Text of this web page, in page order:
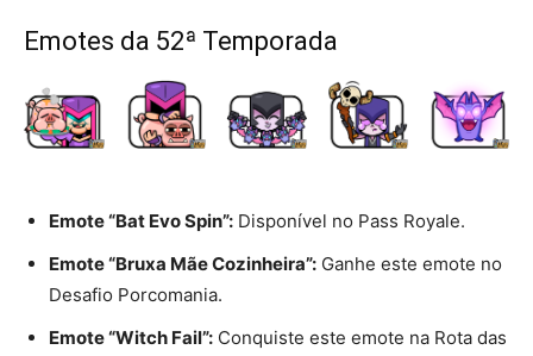
Emotes da 52ª Temporada
Emote “Bat Evo Spin”: Disponível no Pass Royale.
Emote “Bruxa Mãe Cozinheira”: Ganhe este emote no
Desafio Porcomania.
Emote “Witch Fail”: Conquiste este emote na Rota das